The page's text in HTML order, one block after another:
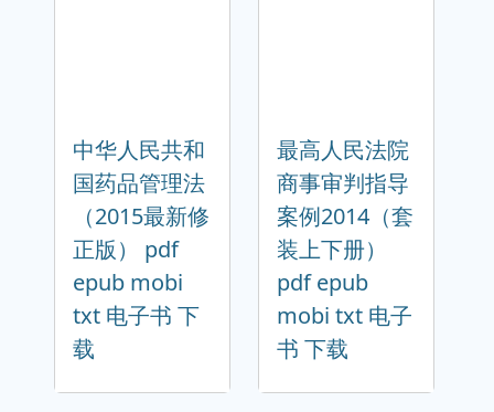
中华人民共和
国药品管理法
（2015最新修
正版） pdf
epub mobi
txt 电子书 下
载
最高人民法院
商事审判指导
案例2014（套
装上下册）
pdf epub
mobi txt 电子
书 下载